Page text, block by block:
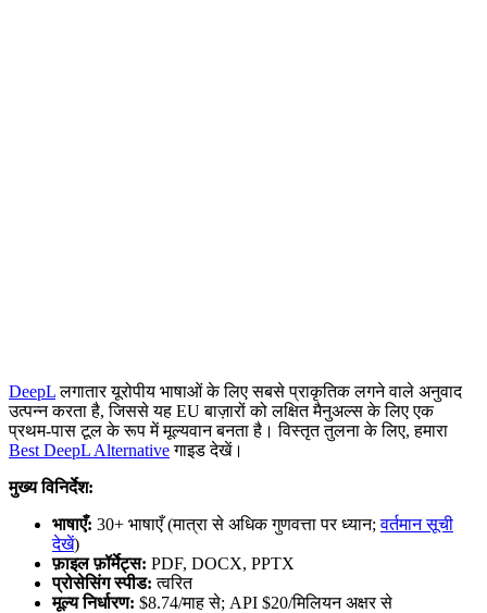
DeepLलगातार यूरोपीय भाषाओं के लिए सबसे प्राकृतिक लगने वाले अनुवाद
उत्पन्न करता है, जिससे यह EU बाज़ारों को लक्षित मैनुअल्स के लिए एक
प्रथम-पास टूल के रूप में मूल्यवान बनता है। विस्तृत तुलना के लिए, हमारा
Best DeepL Alternativeगाइड देखें।
मुख्य विनिर्देश:
भाषाएँ: 30+ भाषाएँ (मात्रा से अधिक गुणवत्ता पर ध्यान;वर्तमान सूची
देखें)
फ़ाइल फ़ॉर्मेट्स: PDF, DOCX, PPTX
प्रोसेसिंग स्पीड: त्वरित
मूल्य निर्धारण: $8.74/माह से; API $20/मिलियन अक्षर से